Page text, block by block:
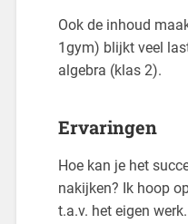
Ook de inhoud
1gym) blijkt veel
algebra (klas 2).
Ervaringen
Hoe kan je het
nakijken? Ik hoop
t.a.v. het eigen